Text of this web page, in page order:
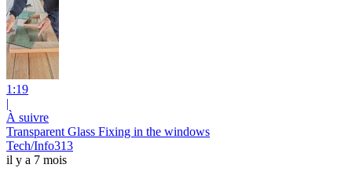
1:19
|
À suivre
Transparent Glass Fixing in the windows
Tech/Info313
il y a 7 mois